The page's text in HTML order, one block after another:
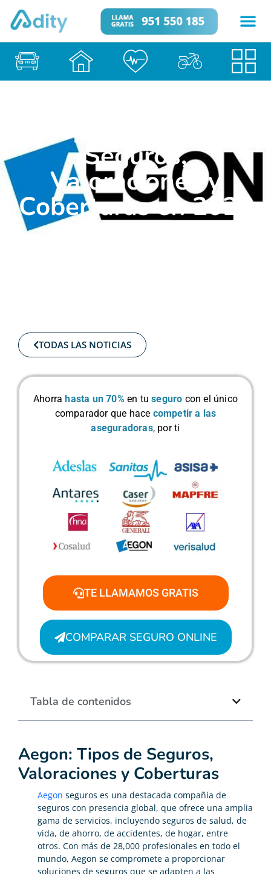
Aegon: Tipos de
Seguros,
Valoraciones y
Coberturas en 2026
Aegon: Tipos de Seguros,
Valoraciones y Coberturas
Aegon seguros es una destacada compañía de
seguros con presencia global, que ofrece una amplia
gama de servicios, incluyendo seguros de salud, de
vida, de ahorro, de accidentes, de hogar, entre
otros. Con más de 28,000 profesionales en todo el
mundo, Aegon se compromete a proporcionar
soluciones de seguros que se adapten a las
TODAS LAS NOTICIAS
Ahorra hasta un 70% en tuseguro con el único
comparador que hace competir a las
aseguradoras, por ti
TE LLAMAMOS GRATIS
COMPARAR SEGURO ONLINE
Tabla de contenidos